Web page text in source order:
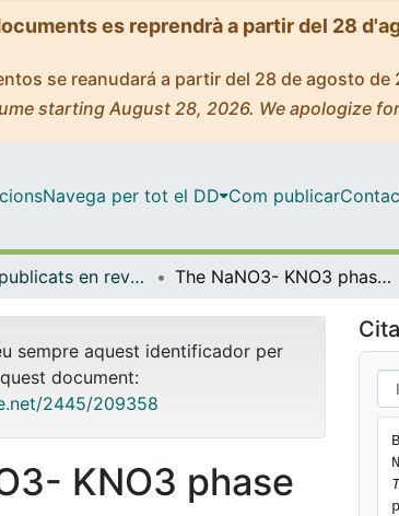
es reprendrà a partir del 28
se reanudará a partir del 28 de agosto
starting August 28, 2026. We apologize
Navega per tot el DD Com publicar
Articles publicats en revistes (Mineralogia, Petrologia i Geologia Aplicada) The NaNO3- KNO3 phase diagram
sempre aquest identificador per
document:
2445/209358
KNO3 phase